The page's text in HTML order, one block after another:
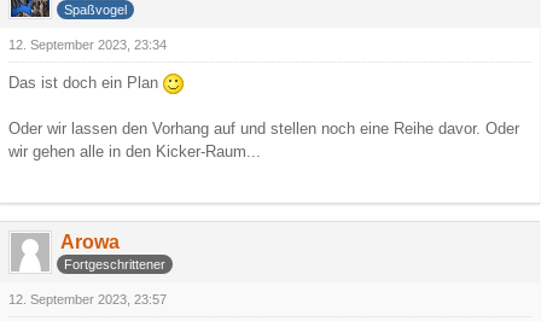
Spaßvogel
12. September 2023, 23:34
Das ist doch ein Plan
Oder wir lassen den Vorhang auf und stellen noch eine Reihe davor. Oder
wir gehen alle in den Kicker-Raum...
Arowa
Fortgeschrittener
12. September 2023, 23:57